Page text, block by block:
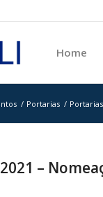
Home
/ Portarias / Portarias
2021 –